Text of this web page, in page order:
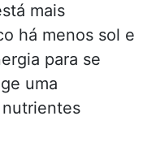
mais
há menos sol e
para se
uma